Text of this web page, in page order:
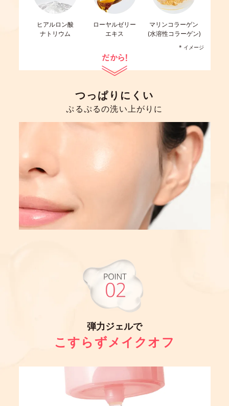
ヒアルロン酸
ナトリウム
ローヤルゼリー
エキス
マリンコラーゲン
(水溶性コラーゲン)
* イメージ
つっぱりにくい
ぷるぷるの洗い上がりに
弾力ジェルで
こすらずメイクオフ